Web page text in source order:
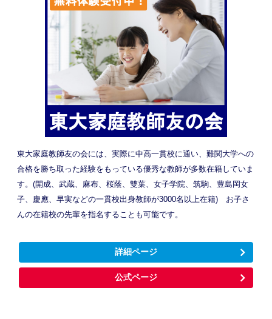
東大家庭教師友の会には、実際に中高一貫校に通い、難関大学への
合格を勝ち取った経験をもっている優秀な教師が多数在籍していま
す。(開成、武蔵、麻布、桜蔭、雙葉、女子学院、筑駒、豊島岡女
子、慶應、早実などの一貫校出身教師が3000名以上在籍) お子さ
んの在籍校の先輩を指名することも可能です。
詳細ページ
公式ページ